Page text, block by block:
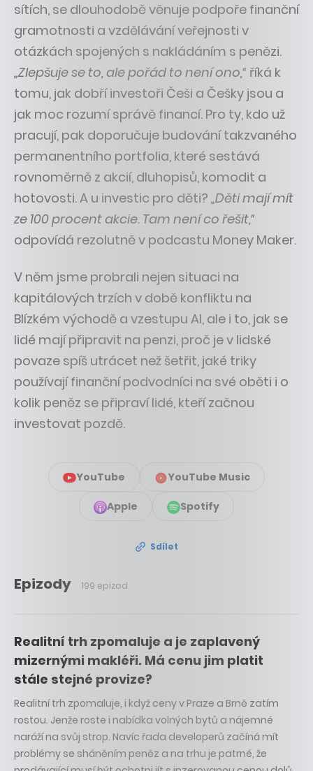
sítích, se dlouhodobě věnuje podpoře finanční
gramotnosti a vzdělávání veřejnosti v
otázkách spojených s nakládáním s penězi.
„Zlepšuje se to, ale pořád to není ono,“ říká k
tomu, jak dobří investoři Češi a Češky jsou a
jak moc rozumí správě financí. Pro ty, kdo už
pracují, pak doporučuje budování takzvaného
permanentního portfolia, které sestává
rovnoměrně z akcií, dluhopisů, komodit a
hotovosti. A u investic pro děti? „Děti mají mít
ze 100 procent akcie. Tam není co řešit,“
odpovídá rezolutně v podcastu Money Maker.
V něm jsme probrali nejen situaci na
kapitálových trzích v době konfliktu na
Blízkém východě a vzestupu AI, ale i to, jak se
lidé mají připravit na penzi, proč je v lidské
povaze spíš utrácet než šetřit, jaké triky
používají finanční podvodníci na své oběti i o
kolik peněz se připraví lidé, kteří začnou
investovat pozdě.
YouTube YouTube Music
Apple Spotify
Sdílet
Epizody 199 epizod
Realitní trh zpomaluje a je zaplavený
mizernými makléři. Má cenu jim platit
stále stejné provize?
Realitní trh zpomaluje, i když ceny v Praze a Brně zatím
rostou. Jenže roste i nabídka volných bytů a nájemné
naráží na svůj strop. Navíc řada developerů začíná mít
problémy se sháněním peněz a na trhu je patrné, že